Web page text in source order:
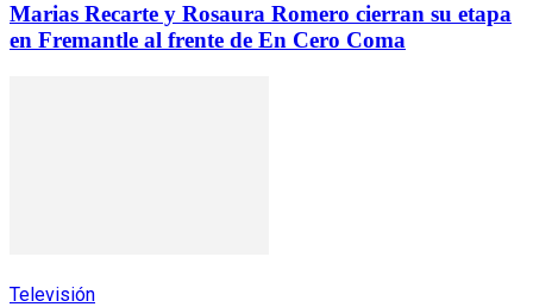
Marias Recarte y Rosaura Romero cierran su etapa
en Fremantle al frente de En Cero Coma
Televisión